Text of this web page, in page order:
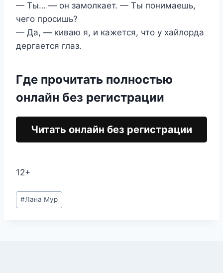
— Ты… — он замолкает. — Ты понимаешь,
чего просишь?
— Да, — киваю я, и кажется, что у хайлорда
дергается глаз.
Где прочитать полностью
онлайн без регистрации
Читать онлайн без регистрации
12+
Метки
записи:
#Лана Мур